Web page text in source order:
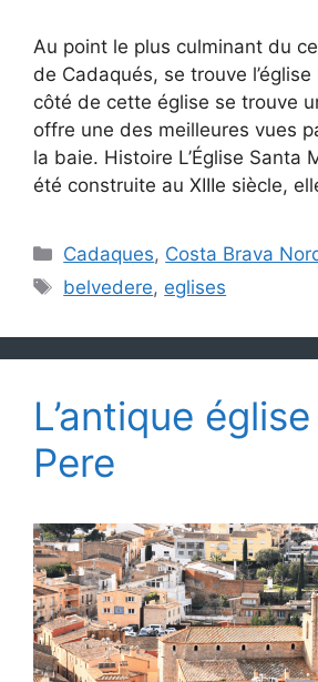
Au point le plus culminant du
de Cadaqués, se trouve
côté de cette église se trouve
offre une des meilleures vues
la baie. Histoire L’Église Santa
été construite au XIIIe siècle,
Catégories
Cadaques, Costa Brava
Étiquettes
belvedere, eglises
L’antique
Pere